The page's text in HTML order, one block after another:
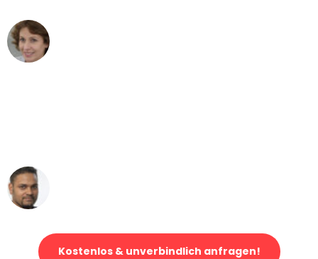
Kostenlos & unverbindlich anfragen!